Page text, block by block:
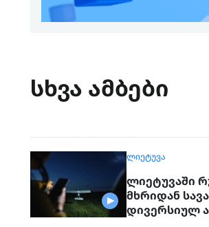
სხვა ამბები
ᲚᲘᲔᲢᲣᲕᲐ
ლიეტუვაში
მხრიდან
დივერსიულ